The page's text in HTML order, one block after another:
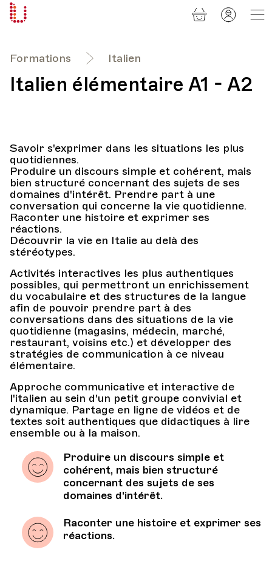
Formations Italien
Italien élémentaire A1 - A2
Savoir s'exprimer dans les situations les plus
quotidiennes.
Produire un discours simple et cohérent, mais
bien structuré concernant des sujets de ses
domaines d'intérêt. Prendre part à une
conversation qui concerne la vie quotidienne.
Raconter une histoire et exprimer ses
réactions.
Découvrir la vie en Italie au delà des
stéréotypes.
Activités interactives les plus authentiques
possibles, qui permettront un enrichissement
du vocabulaire et des structures de la langue
afin de pouvoir prendre part à des
conversations dans des situations de la vie
quotidienne (magasins, médecin, marché,
restaurant, voisins etc.) et développer des
stratégies de communication à ce niveau
élémentaire.
Approche communicative et interactive de
l'italien au sein d'un petit groupe convivial et
dynamique. Partage en ligne de vidéos et de
textes soit authentiques que didactiques à lire
ensemble ou à la maison.
Produire un discours simple et
cohérent, mais bien structuré
concernant des sujets de ses
domaines d'intérêt.
Raconter une histoire et exprimer ses
réactions.
Panier
Mon